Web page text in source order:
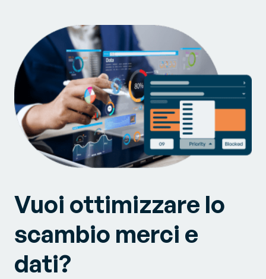
Vuoi ottimizzare lo
scambio merci e
dati?